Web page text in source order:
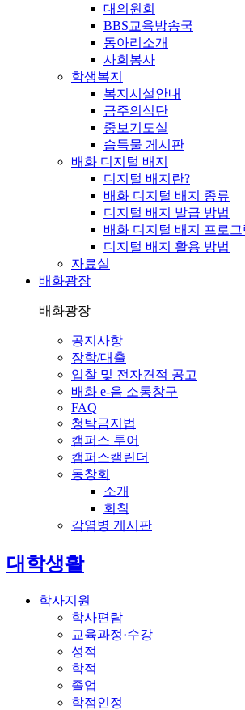
대의원회
BBS교육방송국
동아리소개
사회봉사
학생복지
복지시설안내
금주의식단
중보기도실
습득물 게시판
배화 디지털 배지
디지털 배지란?
배화 디지털 배지 종류
디지털 배지 발급 방법
배화 디지털 배지 프로그
디지털 배지 활용 방법
자료실
배화광장
배화광장
공지사항
장학/대출
입찰 및 전자견적 공고
배화 e-음 소통창구
FAQ
청탁금지법
캠퍼스 투어
캠퍼스캘린더
동창회
소개
회칙
감염병 게시판
전체메뉴
대학생활
학사지원
학사편람
교육과정·수강
성적
학적
졸업
학점인정